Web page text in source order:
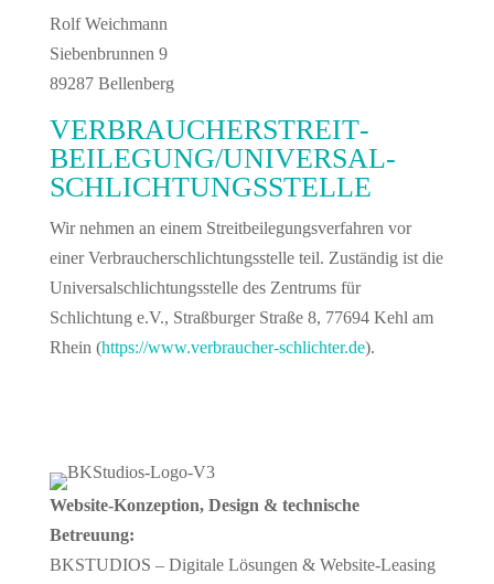
Rolf Weichmann
Siebenbrunnen 9
89287 Bellenberg
VERBRAUCHER­STREIT­
BEILEGUNG/UNIVERSAL­
SCHLICHTUNGS­STELLE
Wir nehmen an einem Streitbeilegungsverfahren vor
einer Verbraucherschlichtungsstelle teil. Zuständig ist die
Universalschlichtungsstelle des Zentrums für
Schlichtung e.V., Straßburger Straße 8, 77694 Kehl am
Rhein (https://www.verbraucher-schlichter.de).
Website-Konzeption, Design & technische
Betreuung:
BKSTUDIOS – Digitale Lösungen & Website-Leasing